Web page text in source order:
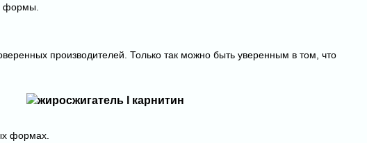
формы.
производителей. Только так можно быть уверенным в том, что
формах.